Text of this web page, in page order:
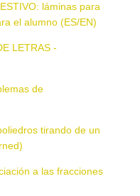
láminas para
el alumno (ES/EN)
LETRAS -
de
tirando de un
a las fracciones